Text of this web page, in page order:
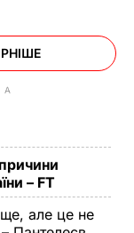
– FT
але це не